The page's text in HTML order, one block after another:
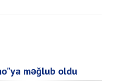
məğlub oldu